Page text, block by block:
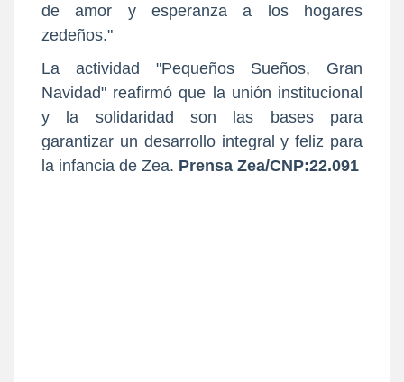
de amor y esperanza a los hogares
zedeños."
La actividad "Pequeños Sueños, Gran
Navidad" reafirmó que la unión institucional
y la solidaridad son las bases para
garantizar un desarrollo integral y feliz para
la infancia de Zea. Prensa Zea/CNP:22.091